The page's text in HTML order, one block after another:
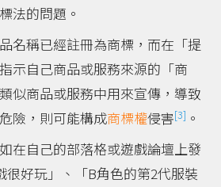
法的問題。
名稱已經註冊為商標，而在「提
示自己商品或服務來源的「商
似商品或服務中用來宣傳，導致
險，則可能構成商標權侵害[3] 。
在自己的部落格或遊戲論壇上發
很好玩」、「B角色的第2代服裝